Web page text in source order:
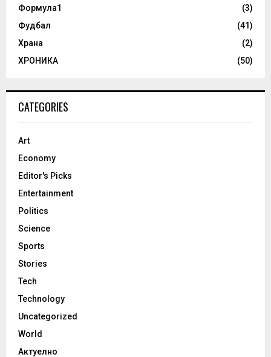
Формула1
(3)
Фудбал
(41)
Храна
(2)
ХРОНИКА
(50)
CATEGORIES
Art
Economy
Editor's Picks
Entertainment
Politics
Science
Sports
Stories
Tech
Technology
Uncategorized
World
Актуелно